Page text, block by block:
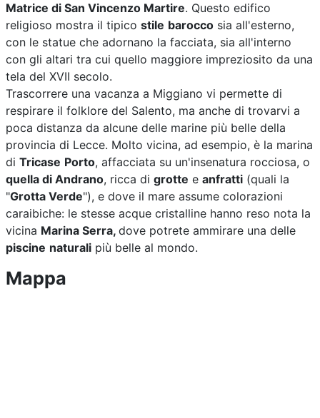
Matrice di San Vincenzo Martire. Questo edifico
religioso mostra il tipico stile barocco sia all'esterno,
con le statue che adornano la facciata, sia all'interno
con gli altari tra cui quello maggiore impreziosito da una
tela del XVII secolo.
Trascorrere una vacanza a Miggiano vi permette di
respirare il folklore del Salento, ma anche di trovarvi a
poca distanza da alcune delle marine più belle della
provincia di Lecce. Molto vicina, ad esempio, è la marina
di Tricase Porto, affacciata su un'insenatura rocciosa, o
quella di Andrano, ricca di grotte e anfratti (quali la
"Grotta Verde"), e dove il mare assume colorazioni
caraibiche: le stesse acque cristalline hanno reso nota la
vicina Marina Serra, dove potrete ammirare una delle
piscine naturali più belle al mondo.
Mappa